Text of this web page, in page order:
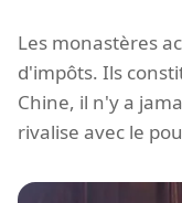
Les monastères
d'impôts. Ils
Chine, il n'y a
rivalise avec le